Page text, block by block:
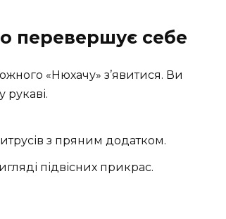
перевершує себе
«Нюхачу» з’явитися. Ви
рукаві.
з пряним додатком.
підвісних прикрас.